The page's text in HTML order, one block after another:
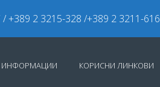
/ +389 2 3215-328 /+389 2 3211-616
ИНФОРМАЦИИ КОРИСНИ ЛИНКОВИ